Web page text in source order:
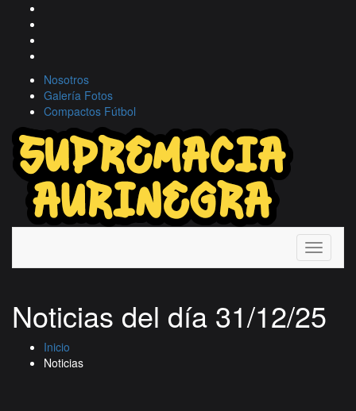
Nosotros
Galería Fotos
Compactos Fútbol
Toggle
Noticias del día 31/12/25
Inicio
Noticias